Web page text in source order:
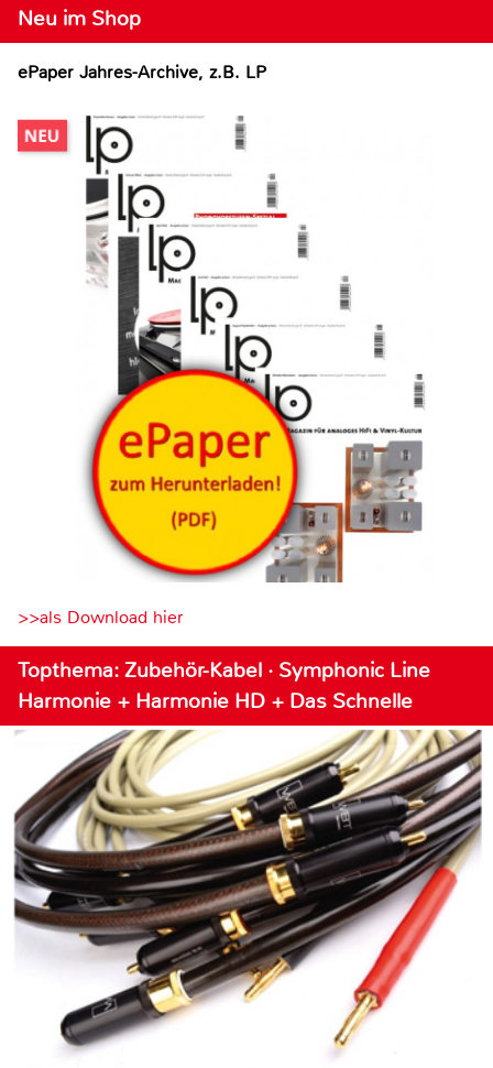
Neu im Shop
ePaper Jahres-Archive, z.B. LP
>>als Download hier
Topthema: Zubehör-Kabel · Symphonic Line
Harmonie + Harmonie HD + Das Schnelle